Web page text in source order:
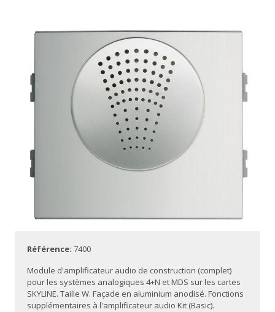
Référence: 7400
Module d'amplificateur audio de construction (complet)
pour les systèmes analogiques 4+N et MDS sur les cartes
SKYLINE. Taille W. Façade en aluminium anodisé. Fonctions
supplémentaires à l'amplificateur audio Kit (Basic).